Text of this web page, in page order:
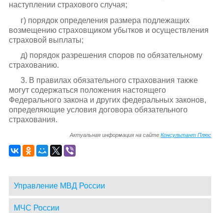
наступлении страхового случая;
г) порядок определения размера подлежащих
возмещению страховщиком убытков и осуществления
страховой выплаты;
д) порядок разрешения споров по обязательному
страхованию.
3. В правилах обязательного страхования также
могут содержаться положения настоящего
Федерального закона и других федеральных законов,
определяющие условия договора обязательного
страхования.
Актуальная информация на сайтеКонсультант Плюс
Управление МВД России
МЧС России